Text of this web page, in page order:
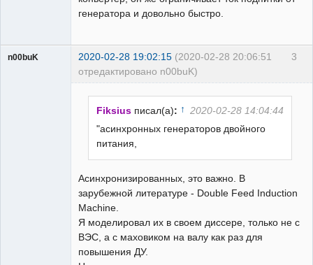
генератора и довольно быстро.
3
n00buK 2020-02-28 19:02:15 (2020-02-28 20:06:51
отредактировано n00buK)
Fiksius писал(а): ↑ 2020-02-28 14:04:44
"асинхронных генераторов двойного
питания,
Асинхронизированных, это важно. В
зарубежной литературе - Double Feed Induction
Machine.
Я моделировал их в своем диссере, только не с
ВЭС, а с маховиком на валу как раз для
повышения ДУ.